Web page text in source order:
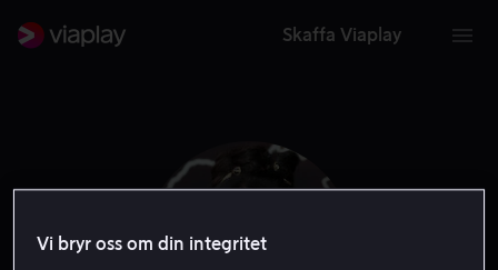
Skaffa Viaplay
Vi bryr oss om din integritet